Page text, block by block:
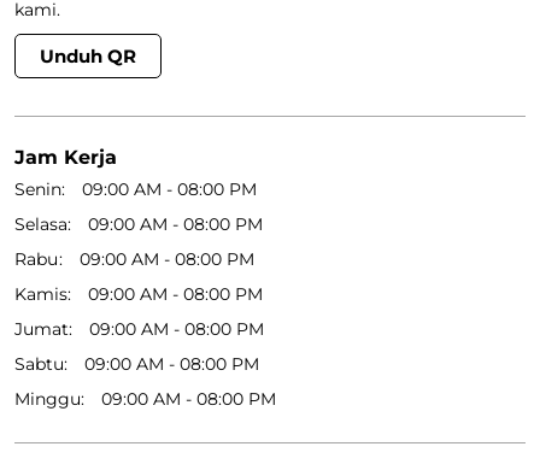
kami.
Unduh QR
Jam Kerja
Senin
09:00 AM - 08:00 PM
Selasa
09:00 AM - 08:00 PM
Rabu
09:00 AM - 08:00 PM
Kamis
09:00 AM - 08:00 PM
Jumat
09:00 AM - 08:00 PM
Sabtu
09:00 AM - 08:00 PM
Minggu
09:00 AM - 08:00 PM